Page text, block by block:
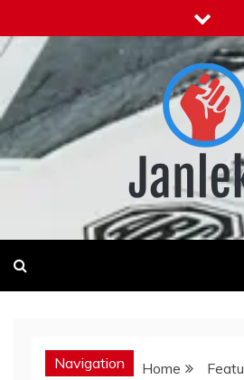
to
content
News for Public
Navigation Home